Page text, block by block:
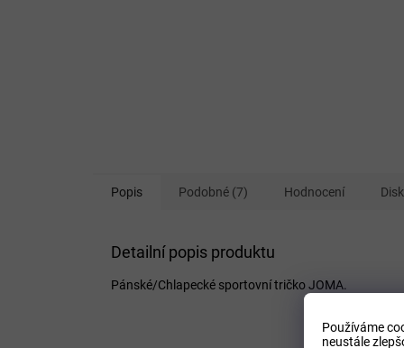
Používáme
neustále
Popis Podobné (7) Hodnocení
Detailní popis produktu
Pánské/Chlapecké sportovní tričko JOMA.